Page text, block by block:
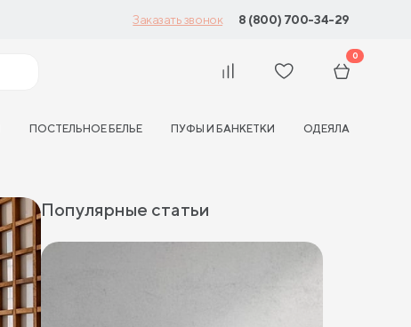
Заказать звонок 8 (800) 700-34-29
0
ПОСТЕЛЬНОЕ БЕЛЬЕ ПУФЫ И БАНКЕТКИ ОДЕЯЛА
Популярные статьи